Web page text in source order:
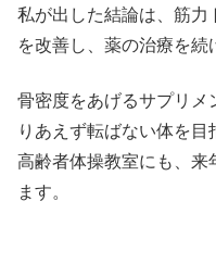
私が出した結論は、筋
を改善し、薬の治療を続
骨密度をあげるサプリメ
りあえず転ばない体を目
高齢者体操教室にも、
ます。